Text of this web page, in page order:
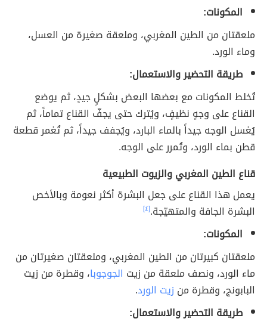
المكونات:
ملعقتان من الطين المغربي، وملعقة صغيرة من العسل،
وماء الورد.
طريقة التحضير والاستعمال:
تُخلط المكونات مع بعضها البعض بشكلٍ جيدٍ، ثم يوضع
القناع على وجهٍ نظيفٍ، ويُترك حتى يجفّ القناع تماماً، ثم
يُغسل الوجه جيداً بالماء البارد، ويُجفف جيداً، ثم تُغمر قطعة
قطن بماء الورد، وتُمرر على الوجه.
قناع الطين المغربي والزيوت الطبيعية
يعمل هذا القناع على جعل البشرة أكثر نعومة وبالأخص
البشرة الجافة والمتهيّجة.[٤]
المكونات:
ملعقتان كبيرتان من الطين المغربي، وملعقتان صغيرتان من
ماء الورد، ونصف ملعقة من زيت الجوجوبا، وقطرة من زيت
البابونج، وقطرة من زيت الورد.
طريقة التحضير والاستعمال: